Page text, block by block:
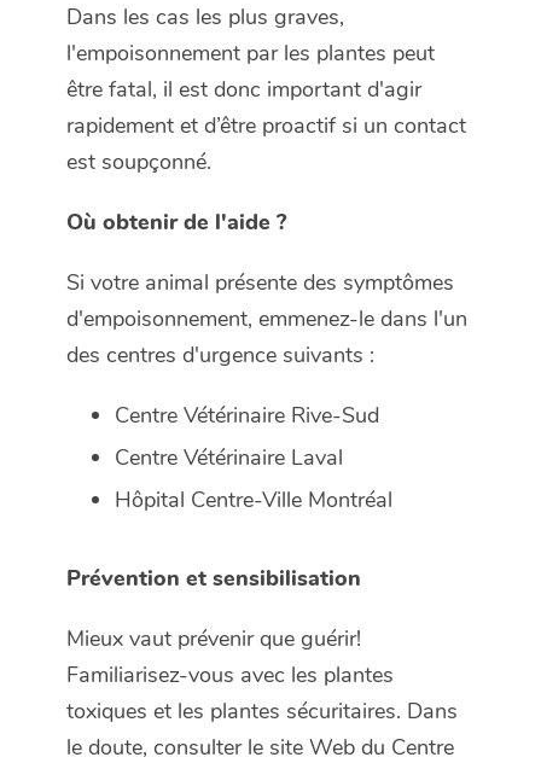
Dans les cas les plus graves,
l'empoisonnement par les plantes peut
être fatal, il est donc important d'agir
rapidement et d’être proactif si un contact
est soupçonné.
Où obtenir de l'aide ?
Si votre animal présente des symptômes
d'empoisonnement, emmenez-le dans l'un
des centres d'urgence suivants :
Centre Vétérinaire Rive-Sud
Centre Vétérinaire Laval
Hôpital Centre-Ville Montréal
Prévention et sensibilisation
Mieux vaut prévenir que guérir!
Familiarisez-vous avec les plantes
toxiques et les plantes sécuritaires. Dans
le doute, consulter le site Web du Centre